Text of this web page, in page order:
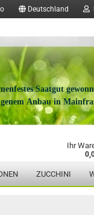
Deutschland
Saatgut
Anbau in
Ihr
ZUCCHINI